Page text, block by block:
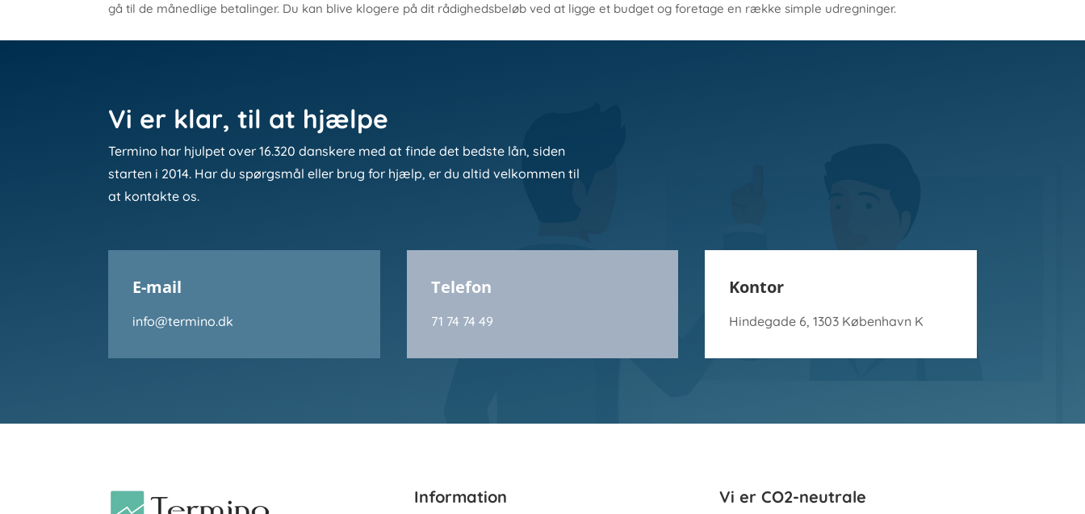
gå til de månedlige betalinger. Du kan blive klogere på dit rådighedsbeløb ved at ligge et budget og foretage en række simple udregninger.
Vi er klar, til at hjælpe
Termino har hjulpet over 16.320 danskere med at finde det bedste lån, siden
starten i 2014. Har du spørgsmål eller brug for hjælp, er du altid velkommen til
at kontakte os.
E-mail
info@termino.dk
Telefon
71 74 74 49
Kontor
Hindegade 6, 1303 København K
Information Vi er CO2-neutrale